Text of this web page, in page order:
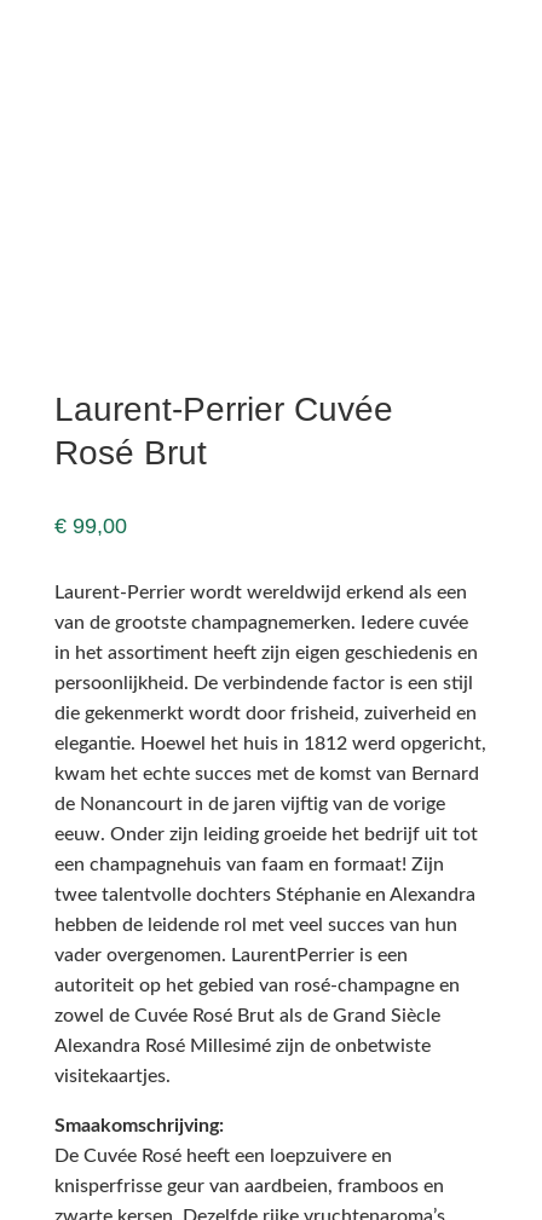
Laurent-Perrier Cuvée
Rosé Brut
€99,00
Laurent-Perrier wordt wereldwijd erkend als een
van de grootste champagnemerken. Iedere cuvée
in het assortiment heeft zijn eigen geschiedenis en
persoonlijkheid. De verbindende factor is een stijl
die gekenmerkt wordt door frisheid, zuiverheid en
elegantie. Hoewel het huis in 1812 werd opgericht,
kwam het echte succes met de komst van Bernard
de Nonancourt in de jaren vijftig van de vorige
eeuw. Onder zijn leiding groeide het bedrijf uit tot
een champagnehuis van faam en formaat! Zijn
twee talentvolle dochters Stéphanie en Alexandra
hebben de leidende rol met veel succes van hun
vader overgenomen. LaurentPerrier is een
autoriteit op het gebied van rosé-champagne en
zowel de Cuvée Rosé Brut als de Grand Siècle
Alexandra Rosé Millesimé zijn de onbetwiste
visitekaartjes.
Smaakomschrijving:
De Cuvée Rosé heeft een loepzuivere en
knisperfrisse geur van aardbeien, framboos en